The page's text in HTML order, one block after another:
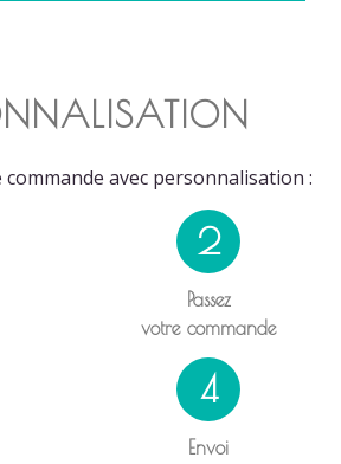
avec personnalisation :
2
Passez
votre commande
4
Envoi